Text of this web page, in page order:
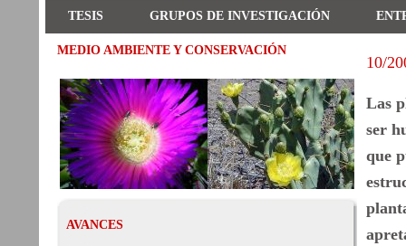
TESIS GRUPOS DE INVESTIGACIÓN
MEDIO AMBIENTE Y CONSERVACIÓN
AVANCES
10/
Las
ser
que